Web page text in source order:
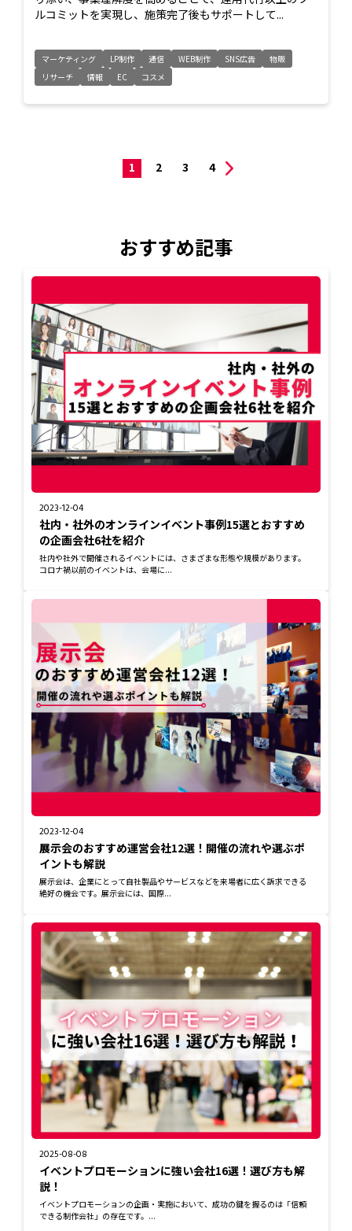
ルコミットを実現し、施策完了後もサポートして...
マーケティング LP制作 通信 WEB制作 SNS広告
物販
リサーチ
情報 EC コスメ
1 2 3 4
おすすめ記事
2023-12-04
社内・社外のオンラインイベント事例15選とおすすめ
の企画会社6社を紹介
社内や社外で開催されるイベントには、さまざまな形態や規模があります。
コロナ禍以前のイベントは、会場に...
2023-12-04
展示会のおすすめ運営会社12選！開催の流れや選ぶポ
イントも解説
展示会は、企業にとって自社製品やサービスなどを来場者に広く訴求できる
絶好の機会です。展示会には、国際...
2025-08-08
イベントプロモーションに強い会社16選！選び方も解
説！
イベントプロモーションの企画・実施において、成功の鍵を握るのは「信頼
できる制作会社」の存在です。...